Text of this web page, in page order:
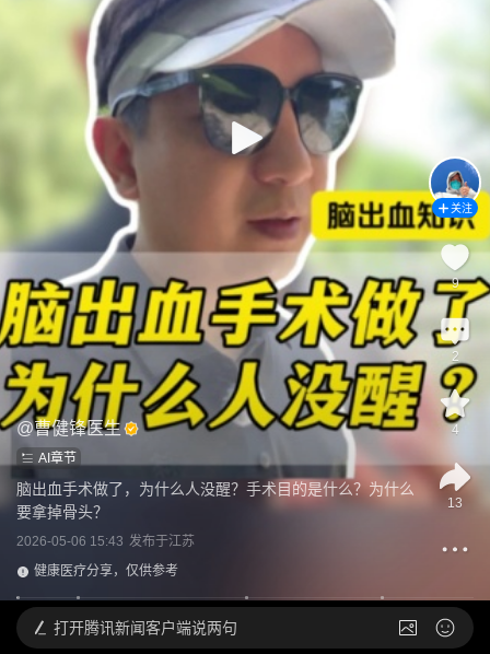
@曹健锋医生
AI章节
脑出血手术做了，为什么人没醒？手术目的是什么？为什么
要拿掉骨头？
2026-05-06 15:43 发布于江苏
健康医疗分享，仅供参考
关注
9
2
4
13
打开腾讯新闻客户端说两句